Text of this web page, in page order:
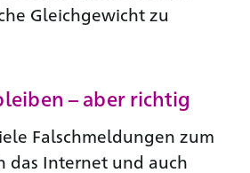
Gleichgewicht zu
– aber richtig
Falschmeldungen zum
das Internet und auch